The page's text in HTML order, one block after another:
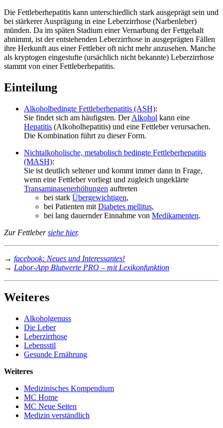
Die Fettleberhepatitis kann unterschiedlich stark ausgeprägt sein und
bei stärkerer Ausprägung in eine Leberzirrhose (Narbenleber)
münden. Da im späten Stadium einer Vernarbung der Fettgehalt
abnimmt, ist der entstehenden Leberzirrhose in ausgeprägten Fällen
ihre Herkunft aus einer Fettleber oft nicht mehr anzusehen. Manche
als kryptogen eingestufte (ursächlich nicht bekannte) Leberzirrhose
stammt von einer Fettleberhepatitis.
Einteilung
Alkoholbedingte Fettleberhepatitis (ASH):
Sie findet sich am häufigsten. DerAlkohol kann eine
Hepatitis (Alkoholhepatitis) und eine Fettleber verursachen.
Die Kombination führt zu dieser Form.
Nichtalkoholische, metabolisch bedingte Fettleberhepatitis
(MASH):
Sie ist deutlich seltener und kommt immer dann in Frage,
wenn eine Fettleber vorliegt und zugleich ungeklärte
Transaminasenerhöhungen auftreten
bei stark Übergewichtigen,
bei Patienten mit Diabetes mellitus,
bei lang dauernder Einnahme von Medikamenten.
Zur Fettlebersiehe hier.
→ facebook: Neues und Interessantes!
→ Labor-App Blutwerte PRO – mit Lexikonfunktion
Weiteres
Alkoholgenuss
Die Leber
Leberzirrhose
Lebensstil
Gesunde Ernährung
Weiteres
Medizinisches Kompendium
MC Home
MC Neue Seiten
Medizin verständlich